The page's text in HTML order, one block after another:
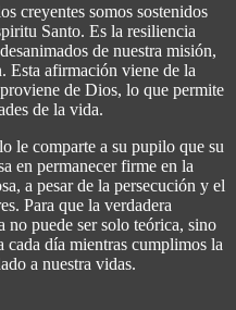
creyentes somos sostenidos
Santo. Es la resiliencia
de nuestra misión,
Esta afirmación viene de la
de Dios, lo que permite
de la vida.
le comparte a su pupilo que su
en permanecer firme en la
a pesar de la persecución y el
Para que la verdadera
no puede ser solo teórica, sino
día mientras cumplimos la
a nuestra vidas.